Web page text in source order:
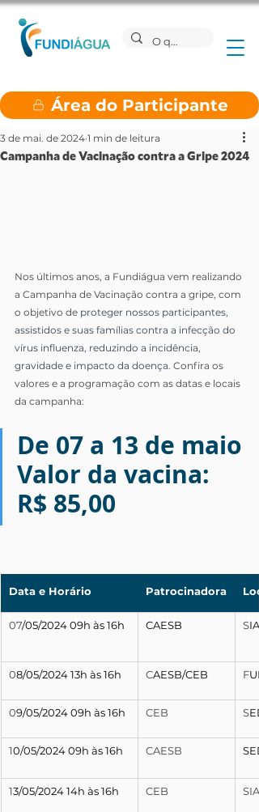
Área do Participante
Campanha de Vacinação contra a Gripe 2024
3 de mai. de 2024 1 min de leitura
Nos últimos anos, a Fundiágua vem realizando
a Campanha de Vacinação contra a gripe, com
o objetivo de proteger nossos participantes,
assistidos e suas famílias contra a infecção do
vírus influenza, reduzindo a incidência,
gravidade e impacto da doença. Confira os
valores e a programação com as datas e locais
da campanha:
De 07 a 13 de maio
Valor da vacina:
R$ 85,00
Data e Horário Patrocinadora
07/05/2024 09h às 16h CAESB S
08/05/2024 13h às 16h CAESB/CEB F
09/05/2024 09h às 16h CEB S
10/05/2024 09h às 16h CAESB
13/05/2024 14h às 16h CEB SIA